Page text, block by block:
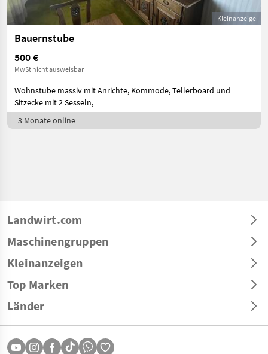
Kleinanzeige
Bauernstube
500 €
MwSt nicht ausweisbar
Wohnstube massiv mit Anrichte, Kommode, Tellerboard und
Sitzecke mit 2 Sesseln,
3 Monate online
Landwirt.com
Maschinengruppen
Kleinanzeigen
Top Marken
Länder